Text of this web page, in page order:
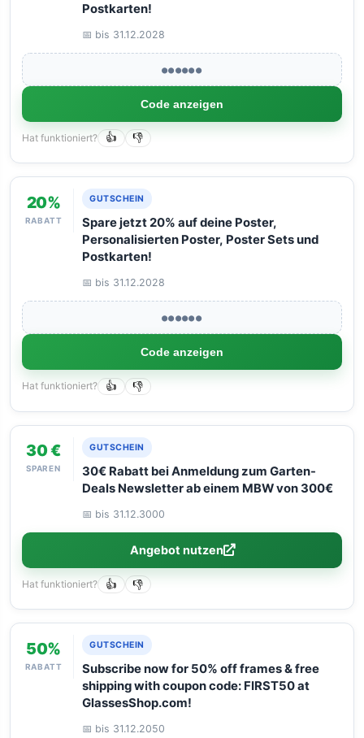
Postkarten!
📅 bis 31.12.2028
●●●●●●
Code anzeigen
Hat funktioniert? 👍 👎
20%
RABATT
GUTSCHEIN
Spare jetzt 20% auf deine Poster,
Personalisierten Poster, Poster Sets und
Postkarten!
📅 bis 31.12.2028
●●●●●●
Code anzeigen
Hat funktioniert? 👍 👎
30 €
SPAREN
GUTSCHEIN
30€ Rabatt bei Anmeldung zum Garten-
Deals Newsletter ab einem MBW von 300€
📅 bis 31.12.3000
Angebot nutzen
Hat funktioniert? 👍 👎
50%
RABATT
GUTSCHEIN
Subscribe now for 50% off frames & free
shipping with coupon code: FIRST50 at
GlassesShop.com!
📅 bis 31.12.2050